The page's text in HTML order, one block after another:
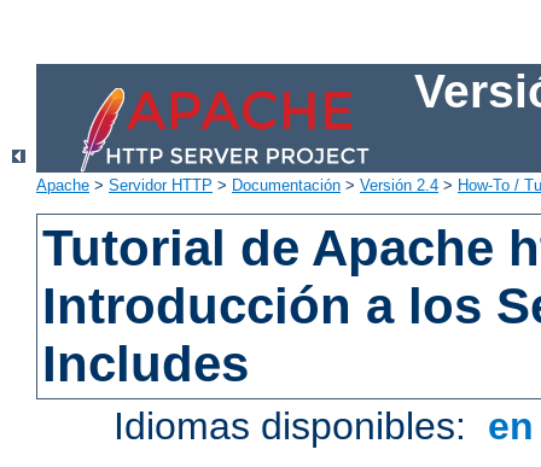
Apache > Servidor HTTP > Documentación > Versión 2.4 > How-To /
Tutorial de Apache
Introducción a los
Includes
Idiomas disponibles: